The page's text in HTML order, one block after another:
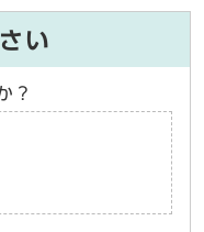
い
？